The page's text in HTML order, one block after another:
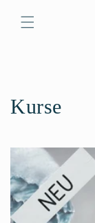
zum
Inhalt
Kurse